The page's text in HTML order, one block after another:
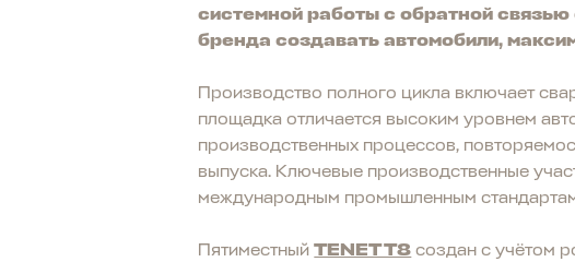
системной работы с обратной
бренда создавать автомобили,
Производство полного цикла включает
площадка отличается высоким уровнем
производственных процессов,
выпуска. Ключевые производственные
международным промышленным
ПятиместныйTENET T8 создан с учётом